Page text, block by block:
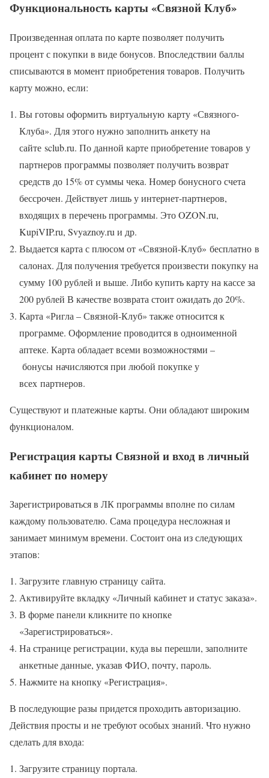
Функциональность карты «Связной Клуб»
Произведенная оплата по карте позволяет получить
процент с покупки в виде бонусов. Впоследствии баллы
списываются в момент приобретения товаров. Получить
карту можно, если:
Вы готовы оформить виртуальную карту «Связного-
Клуба». Для этого нужно заполнить анкету на
сайте sclub.ru. По данной карте приобретение товаров у
партнеров программы позволяет получить возврат
средств до 15% от суммы чека. Номер бонусного счета
бессрочен. Действует лишь у интернет-партнеров,
входящих в перечень программы. Это OZON.ru,
KupiVIP.ru, Svyaznoy.ru и др.
Выдается карта с плюсом от «Связной-Клуб» бесплатно в
салонах. Для получения требуется произвести покупку на
сумму 100 рублей и выше. Либо купить карту на кассе за
200 рублей В качестве возврата стоит ожидать до 20%.
Карта «Ригла – Связной-Клуб» также относится к
программе. Оформление проводится в одноименной
аптеке. Карта обладает всеми возможностями –
бонусы начисляются при любой покупке у
всех партнеров.
Существуют и платежные карты. Они обладают широким
функционалом.
Регистрация карты Связной и вход в личный
кабинет по номеру
Зарегистрироваться в ЛК программы вполне по силам
каждому пользователю. Сама процедура несложная и
занимает минимум времени. Состоит она из следующих
этапов:
Загрузите главную страницу сайта.
Активируйте вкладку «Личный кабинет и статус заказа».
В форме панели кликните по кнопке
«Зарегистрироваться».
На странице регистрации, куда вы перешли, заполните
анкетные данные, указав ФИО, почту, пароль.
Нажмите на кнопку «Регистрация».
В последующие разы придется проходить авторизацию.
Действия просты и не требуют особых знаний. Что нужно
сделать для входа:
Загрузите страницу портала.